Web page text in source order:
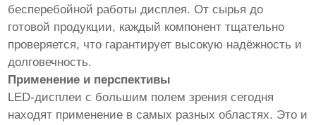
бесперебойной работы дисплея. От сырья до
готовой продукции, каждый компонент тщательно
проверяется, что гарантирует высокую надёжность и
долговечность.
Применение и перспективы
LED-дисплеи с большим полем зрения сегодня
находят применение в самых разных областях. Это и